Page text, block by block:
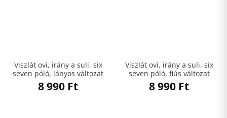
Viszlát ovi, irány a suli, six
seven póló, lányos változat
8 990 Ft
Viszlát ovi, irány a suli, six
seven póló, fiús változat
8 990 Ft